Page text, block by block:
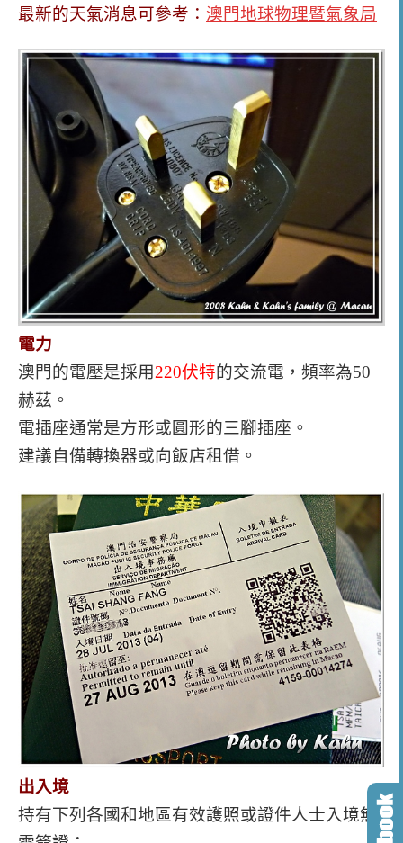
最新的天氣消息可參考： 澳門地球物理暨氣象局
電力
澳門的電壓是採用220伏特的交流電，頻率為50
赫茲。
電插座通常是方形或圓形的三腳插座。
建議自備轉換器或向飯店租借。
出入境
持有下列各國和地區有效護照或證件人士入境無